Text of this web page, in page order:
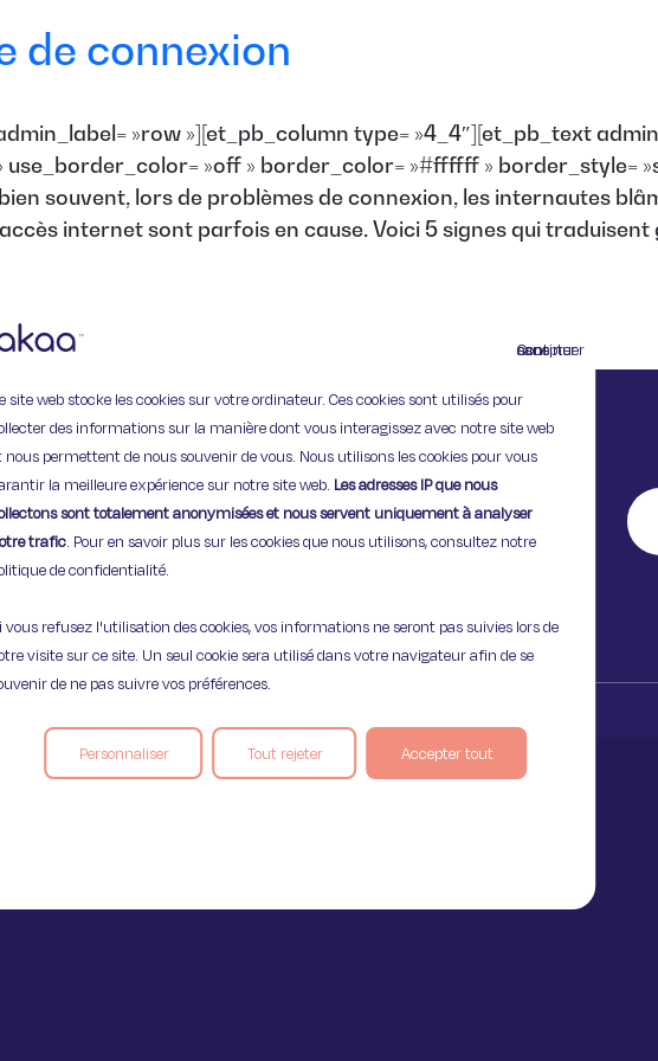
Continuer sans accepter
site web stocke les cookies sur votre ordinateur. Ces cookies sont utilisés pour
des informations sur la manière dont vous interagissez avec notre site web
nous permettent de nous souvenir de vous. Nous utilisons les cookies pour vous
la meilleure expérience sur notre site web. Les adresses IP que nous
sont totalement anonymisées et nous servent uniquement à analyser
trafic. Pour en savoir plus sur les cookies que nous utilisons, consultez notre
de confidentialité.
vous refusez l'utilisation des cookies, vos informations ne seront pas suivies lors de
visite sur ce site. Un seul cookie sera utilisé dans votre navigateur afin de se
de ne pas suivre vos préférences.
Personnaliser Tout rejeter Accepter tout
de connexion
»row »][et_pb_column type= »4_4″][et_pb_text
»off » border_color= »#ffffff » border_style=
souvent, lors de problèmes de connexion, les internautes
internet sont parfois en cause. Voici 5 signes qui
11 Rue de Provence,
75009 Paris